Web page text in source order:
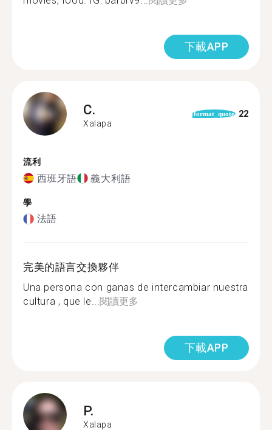
下載APP
C.
Xalapa
format_quote 22
流利
西班牙語 義大利語
學
法語
完美的語言交換夥伴
Una persona con ganas de intercambiar nuestra
cultura , que le...閱讀更多
下載APP
P.
Xalapa